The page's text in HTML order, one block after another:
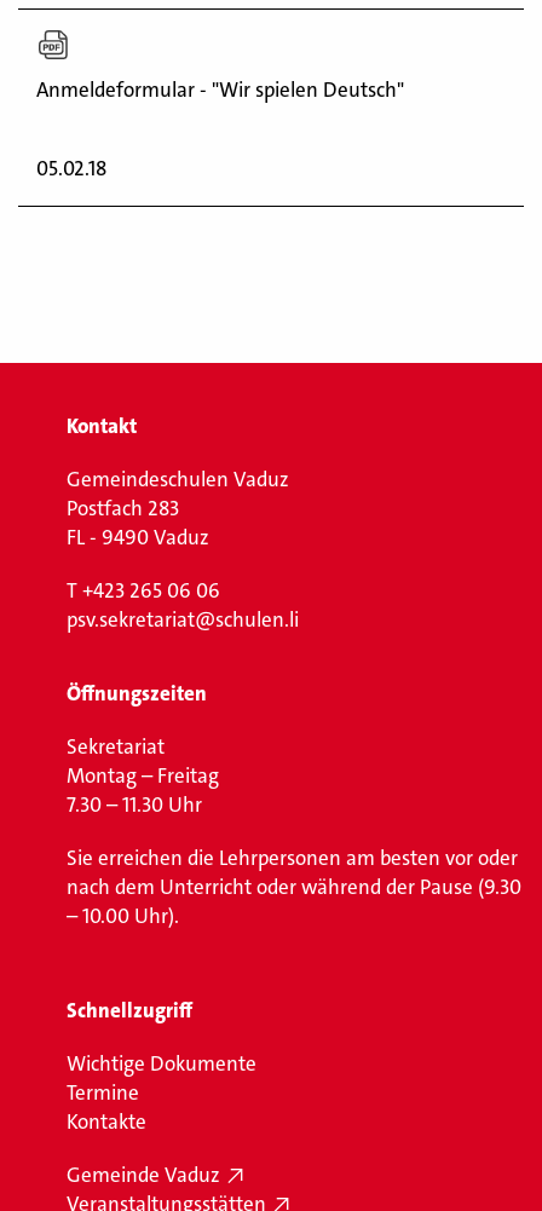
Anmeldeformular - "Wir spielen Deutsch"
05.02.18
Kontakt
Gemeindeschulen Vaduz
Postfach 283
FL - 9490 Vaduz
T+423 265 06 06
psv.sekretariat@schulen.li
Öffnungszeiten
Sekretariat
Montag – Freitag
7.30 – 11.30 Uhr
Sie erreichen die Lehrpersonen am besten vor oder
nach dem Unterricht oder während der Pause (9.30
– 10.00 Uhr).
Schnellzugriff
Wichtige Dokumente
Termine
Kontakte
Gemeinde Vaduz
Veranstaltungsstätten